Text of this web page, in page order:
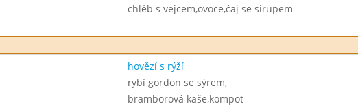
chléb s vejcem,ovoce,čaj se sirupem
hovězí s rýží
rybí gordon se sýrem,
bramborová kaše,kompot